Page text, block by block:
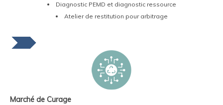
Diagnostic PEMD et diagnostic ressource
Atelier de restitution pour arbitrage
Marché de Curage